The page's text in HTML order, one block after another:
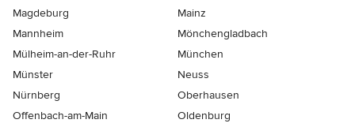
Magdeburg
Mainz
Mannheim
Mönchen­gladbach
Mülheim-an-der-Ruhr
München
Münster
Neuss
Nürnberg
Oberhausen
Offenbach-am-Main
Oldenburg